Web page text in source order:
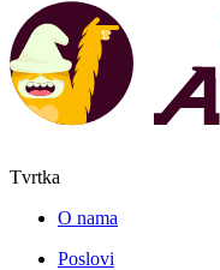
Tvrtka
O nama
Poslovi